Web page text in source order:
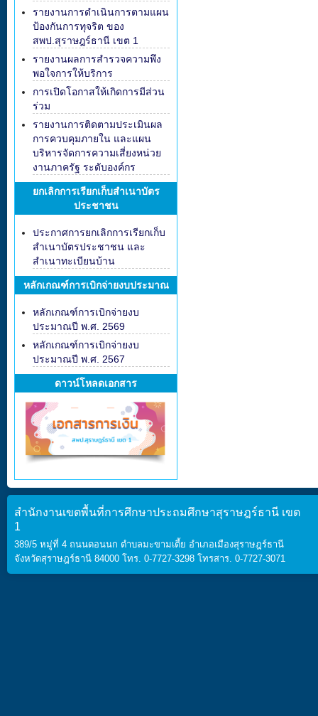
รายงานการดำเนินการตามแผน
ป้องกันการทุจริต ของ
สพป.สุราษฎร์ธานี เขต 1
รายงานผลการสำรวจความพึง
พอใจการให้บริการ
การเปิดโอกาสให้เกิดการมีส่วน
ร่วม
รายงานการติดตามประเมินผล
การควบคุมภายใน และแผน
บริหารจัดการความเสี่ยงหน่วย
งานภาครัฐ ระดับองค์กร
ยกเลิกการเรียกเก็บสำเนาบัตร
ประชาชน
ประกาศการยกเลิกการเรียกเก็บ
สำเนาบัตรประชาชน และ
สำเนาทะเบียนบ้าน
หลักเกณฑ์การเบิกจ่ายงบประมาณ
หลักเกณฑ์การเบิกจ่ายงบ
ประมาณปี พ.ศ. 2569
หลักเกณฑ์การเบิกจ่ายงบ
ประมาณปี พ.ศ. 2567
ดาวน์โหลดเอกสาร
สำนักงานเขตพื้นที่การศึกษาประถมศึกษาสุราษฎร์ธานี เขต
1
389/5 หมู่ที่ 4 ถนนดอนนก ตำบลมะขามเตี้ย อำเภอเมืองสุราษฎร์ธานี
จังหวัดสุราษฎร์ธานี 84000 โทร. 0-7727-3298 โทรสาร. 0-7727-3071